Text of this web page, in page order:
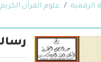
الرقمية علوم القرآن الكريم